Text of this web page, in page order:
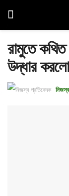
রামুতে
উদ্ধার